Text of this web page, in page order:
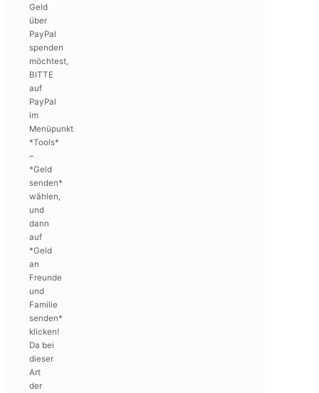
Geld
über
PayPal
spenden
möchtest,
BITTE
auf
PayPal
im
Menüpunkt
*Tools*
–
*Geld
senden*
wählen,
und
dann
auf
*Geld
an
Freunde
und
Familie
senden*
klicken!
Da bei
dieser
Art
der